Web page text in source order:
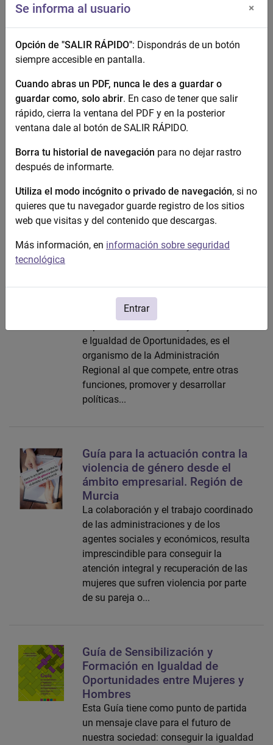
Guía profesional de recursos de
de género. Región de Murcia
Esta Guía tiene como punto de partida
un mensaje clave para el futuro de
nuestra sociedad: conseguir la igualdad
hombres con el objetivo de que
desaparezca la discriminación por
razón de sexo, es imprescindible no...
Guía Profesional de recursos de
atención a mujeres víctimas de
La Dirección General de Mujer e
Igualdad de Oportunidades,
e Igualdad de Oportunidades, es el
organismo de la Administración
Regional al que compete, entre otras
funciones, promover y desarrollar
políticas...
Guía para la actuación contra la
violencia de género desde el
ámbito empresarial. Región de
Murcia
La colaboración y el trabajo coordinado
de las administraciones y de los
agentes sociales y económicos, resulta
imprescindible para conseguir la
atención integral y recuperación de las
mujeres que sufren violencia por parte
de su pareja o...
Guía de Sensibilización y
Formación en Igualdad de
Oportunidades entre Mujeres y
Hombres
Esta Guía tiene como punto de partida
un mensaje clave para el futuro de
nuestra sociedad: conseguir la igualdad
Se informa al usuario ×
Opción de "SALIR RÁPIDO": Dispondrás de un botón
siempre accesible en pantalla.
Cuando abras un PDF, nunca le des a guardar o
guardar como, solo abrir. En caso de tener que salir
rápido, cierra la ventana del PDF y en la posterior
ventana dale al botón de SALIR RÁPIDO.
Borra tu historial de navegación para no dejar rastro
después de informarte.
Utiliza el modo incógnito o privado de navegación, si no
quieres que tu navegador guarde registro de los sitios
web que visitas y del contenido que descargas.
Más información, en información sobre seguridad
tecnológica
Entrar